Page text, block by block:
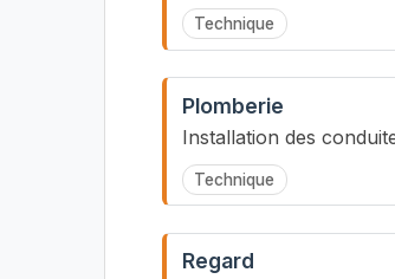
Technique
Plomberie
Installation des
Technique
Regard